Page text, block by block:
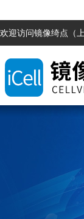
欢迎访问镜像绮点（